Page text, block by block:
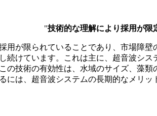
"技術的な理解により採用が限
が限られていることであり、市場障
続けています。これは主に、超音波シ
の技術の有効性は、水域のサイズ、藻
には、超音波システムの長期的なメリ